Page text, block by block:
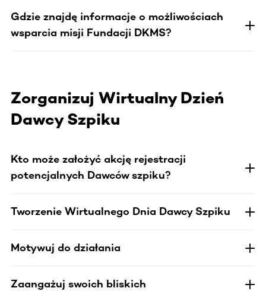
Gdzie znajdę informacje o możliwościach
wsparcia misji Fundacji DKMS?
Zorganizuj Wirtualny Dzień
Dawcy Szpiku
Kto może założyć akcję rejestracji
potencjalnych Dawców szpiku?
Tworzenie Wirtualnego Dnia Dawcy Szpiku
Motywuj do działania
Zaangażuj swoich bliskich